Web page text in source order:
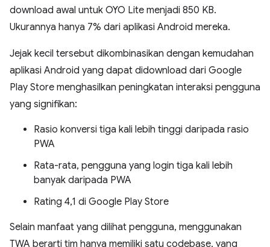
download awal untuk OYO Lite menjadi 850 KB.
Ukurannya hanya 7% dari aplikasi Android mereka.
Jejak kecil tersebut dikombinasikan dengan kemudahan
aplikasi Android yang dapat didownload dari Google
Play Store menghasilkan peningkatan interaksi pengguna
yang signifikan:
Rasio konversi tiga kali lebih tinggi daripada rasio
PWA
Rata-rata, pengguna yang login tiga kali lebih
banyak daripada PWA
Rating 4,1 di Google Play Store
Selain manfaat yang dilihat pengguna, menggunakan
TWA berarti tim hanya memiliki satu codebase, yang